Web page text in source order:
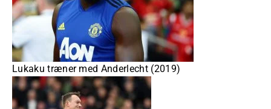
Lukaku træner med Anderlecht (2019)